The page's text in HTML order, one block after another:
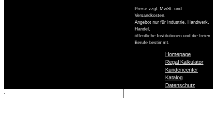
Preise zzgl. MwSt. und
Versandkosten.
Angebot nur für Industrie, Handwerk,
Handel,
öffentliche Institutionen und die freien
Berufe bestimmt.
Homepage
Regal Kalkulator
Kundencenter
Katalog
Datenschutz